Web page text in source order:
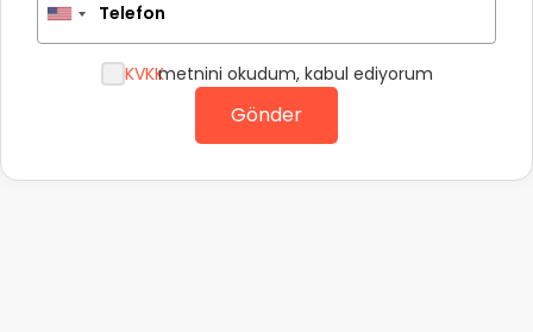
Telefon
KVKKmetnini okudum, kabul ediyorum
Gönder